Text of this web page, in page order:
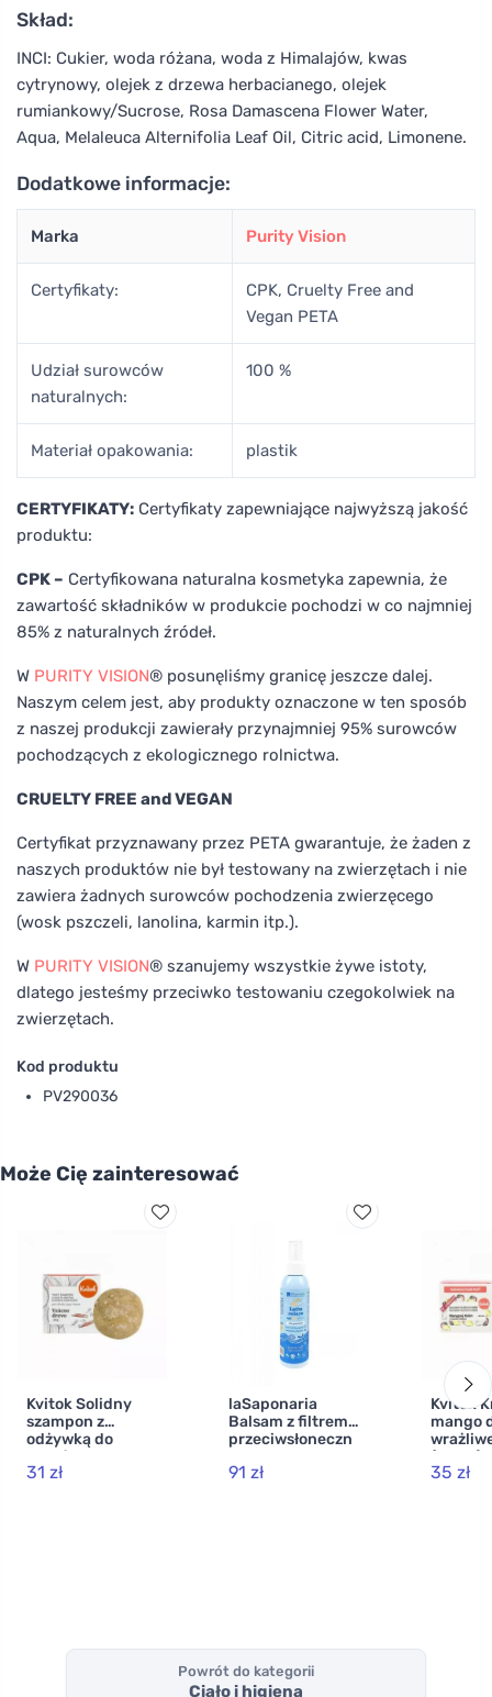
Skład:
INCI: Cukier, woda różana, woda z Himalajów, kwas
cytrynowy, olejek z drzewa herbacianego, olejek
rumiankowy/Sucrose, Rosa Damascena Flower Water,
Aqua, Melaleuca Alternifolia Leaf Oil, Citric acid, Limonene.
Dodatkowe informacje:
Marka Purity Vision
Certyfikaty:
CPK, Cruelty Free and
Vegan PETA
Udział surowców
naturalnych:
100 %
Materiał opakowania: plastik
CERTYFIKATY: Certyfikaty zapewniające najwyższą jakość
produktu:
CPK – Certyfikowana naturalna kosmetyka zapewnia, że
zawartość składników w produkcie pochodzi w co najmniej
85% z naturalnych źródeł.
W PURITY VISION® posunęliśmy granicę jeszcze dalej.
Naszym celem jest, aby produkty oznaczone w ten sposób
z naszej produkcji zawierały przynajmniej 95% surowców
pochodzących z ekologicznego rolnictwa.
CRUELTY FREE and VEGAN
Certyfikat przyznawany przez PETA gwarantuje, że żaden z
naszych produktów nie był testowany na zwierzętach i nie
zawiera żadnych surowców pochodzenia zwierzęcego
(wosk pszczeli, lanolina, karmin itp.).
W PURITY VISION® szanujemy wszystkie żywe istoty,
dlatego jesteśmy przeciwko testowaniu czegokolwiek na
zwierzętach.
Kod produktu
PV290036
Może Cię zainteresować
Kvitok Solidny
szampon z
odżywką do
włosów
ciemnych. Rare
31 zł
laSaponaria
Balsam z filtrem
przeciwsłoneczn
(125 ml)
91 zł
Kvitok
mango
(60 ml)
formuła
35 zł
Powrót do kategorii
Ciało i higiena